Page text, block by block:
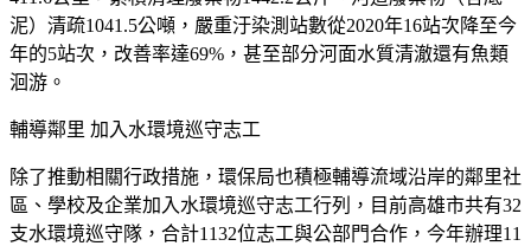
泥）清疏1041.5公噸，嚴重汙染測站數從2020年16站次降至今
年的5站次，改善率達69%，甚至部分河面水質清澈還有魚類
洄游。
輔導鄰里 加入水環境巡守志工
除了推動相關行政措施，環保局也積極輔導流域沿岸的鄰里社
區、學校及企業加入水環境巡守志工行列，目前高雄市共有32
支水環境巡守隊，合計1132位志工與公部門合作，今年辦理11